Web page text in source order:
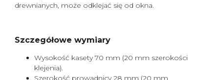
drewnianych, może odklejać się od okna.
Szczegółowe wymiary
Wysokość kasety 70 mm (20 mm szerokości
klejenia).
Szerokość prowadnicy 28 mm (20 mm